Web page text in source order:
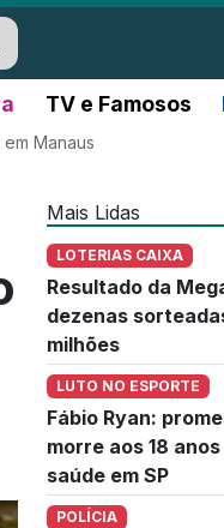
TV e Famosos
Manaus
Mais Lidas
LOTERIAS CAIXA
Resultado da
dezenas
milhões
LUTO NO ESPORTE
Fábio Ryan:
morre aos 18
saúde em SP
POLÍCIA